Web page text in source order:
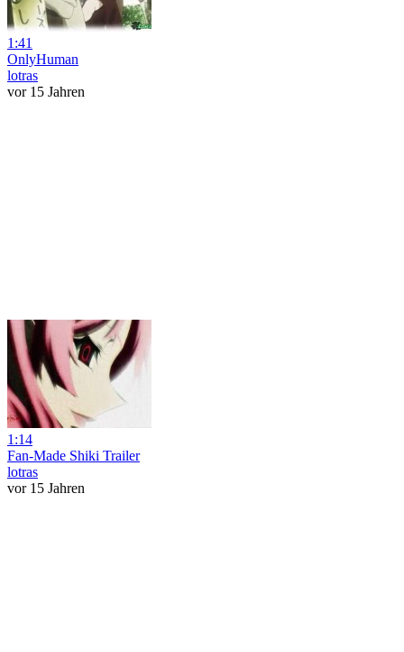
1:41
OnlyHuman
lotras
vor 15 Jahren
1:14
Fan-Made Shiki Trailer
lotras
vor 15 Jahren